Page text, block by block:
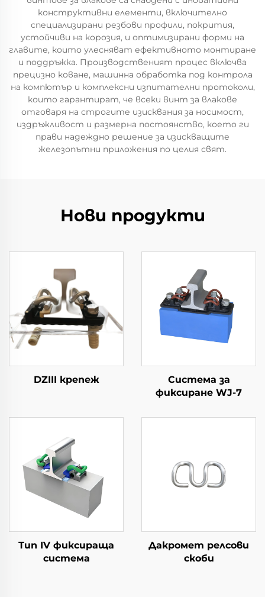
конструктивни елементи, включително
специализирани резбови профили, покрития,
устойчиви на корозия, и оптимизирани форми на
главите, които улесняват ефективното монтиране
и поддръжка. Производственият процес включва
прецизно коване, машинна обработка под контрола
на компютър и комплексни изпитателни протоколи,
които гарантират, че всеки винт за влакове
отговаря на строгите изисквания за носимост,
издръжливост и размерна постоянство, което ги
прави надеждно решение за изискващите
железопътни приложения по целия свят.
Нови продукти
DZIII крепеж
Система за
фиксиране WJ-7
Тип IV фиксираща
система
Дакромет релсови
скоби